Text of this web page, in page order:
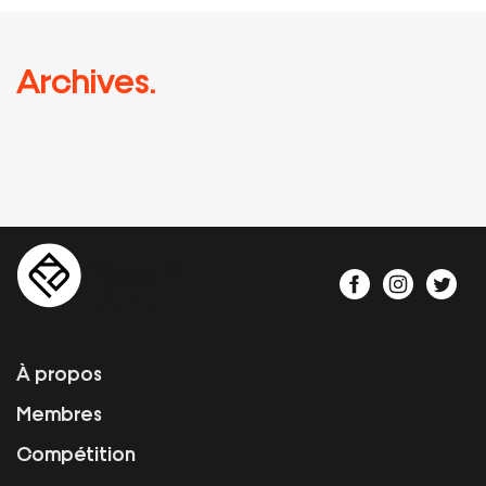
Archives.
À propos
Membres
Compétition